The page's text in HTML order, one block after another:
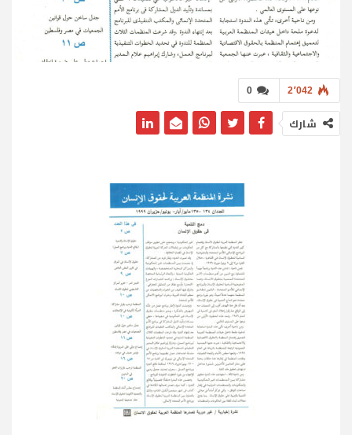
0 2٬042
شارك